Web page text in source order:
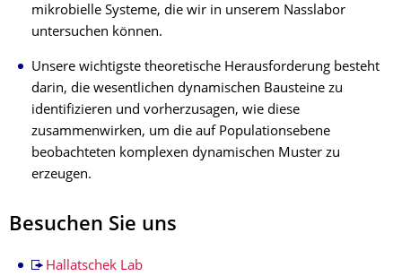
mikrobielle Systeme, die wir in unserem Nasslabor
untersuchen können.
Unsere wichtigste theoretische Herausforderung besteht
darin, die wesentlichen dynamischen Bausteine zu
identifizieren und vorherzusagen, wie diese
zusammenwirken, um die auf Populationsebene
beobachteten komplexen dynamischen Muster zu
erzeugen.
Besuchen Sie uns
Hallatschek Lab